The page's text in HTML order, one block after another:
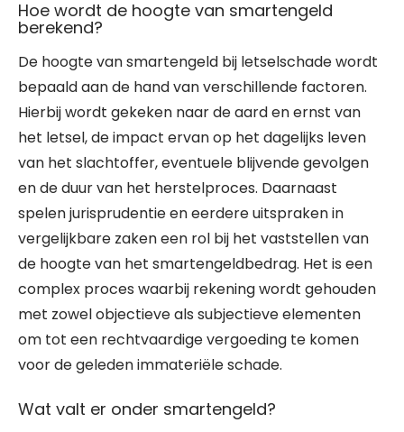
Hoe wordt de hoogte van smartengeld
berekend?
De hoogte van smartengeld bij letselschade wordt
bepaald aan de hand van verschillende factoren.
Hierbij wordt gekeken naar de aard en ernst van
het letsel, de impact ervan op het dagelijks leven
van het slachtoffer, eventuele blijvende gevolgen
en de duur van het herstelproces. Daarnaast
spelen jurisprudentie en eerdere uitspraken in
vergelijkbare zaken een rol bij het vaststellen van
de hoogte van het smartengeldbedrag. Het is een
complex proces waarbij rekening wordt gehouden
met zowel objectieve als subjectieve elementen
om tot een rechtvaardige vergoeding te komen
voor de geleden immateriële schade.
Wat valt er onder smartengeld?